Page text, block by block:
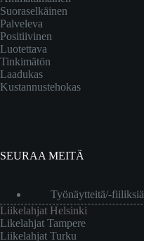
Suoraselkäinen
Palveleva
Positiivinen
Luotettava
Tinkimätön
Laadukas
Kustannustehokas
SEURAA MEITÄ
Työnäytteitä/-fiiliksiä
Liikelahjat Helsinki
Likelahjat Tampere
Liikelahjat Turku